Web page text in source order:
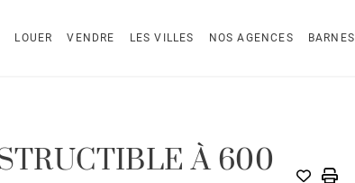
LOUER VENDRE LES VILLES NOS AGENCES BARNES
À 600